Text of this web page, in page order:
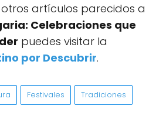
artículos parecidos a
Celebraciones que
puedes visitar la
por Descubrir.
Festivales Tradiciones